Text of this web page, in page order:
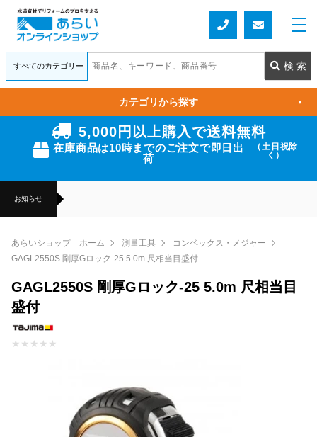
5,000円以上購入で送料無料
在庫商品は10時までのご注文で即日出
荷
（土日祝除
く）
お知らせ
カテゴリから探す ▼
あらいショップ ホーム 測量工具
コンベックス・メジャー
GAGL2550S 剛厚Gロック-25 5.0m 尺相当目盛付
GAGL2550S 剛厚Gロック-25 5.0m 尺相当目
盛付
★ ★ ★ ★ ★